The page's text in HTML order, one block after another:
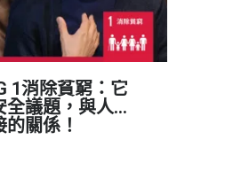
1消除貧窮：它
議題，與人類
關係！